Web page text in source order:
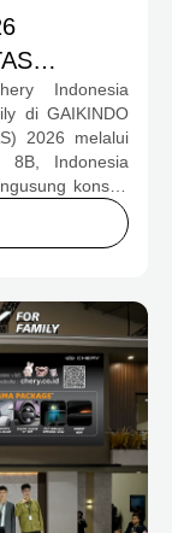
RP1
Indonesia
di GAIKINDO
2026 melalui
Indonesia
konsep
menghadirkan
melalui